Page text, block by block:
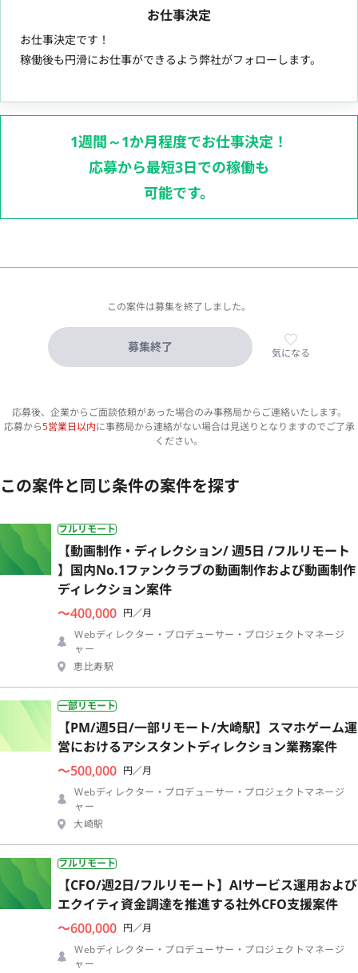
お仕事決定
お仕事決定です！
稼働後も円滑にお仕事ができるよう弊社がフォローします。
1週間～1か月程度でお仕事決定！
応募から最短3日での稼働も
可能です。
この案件は募集を終了しました。
募集終了 気になる
応募後、企業からご面談依頼があった場合のみ事務局からご連絡いたします。
応募から5営業日以内に事務局から連絡がない場合は見送りとなりますのでご了承
ください。
この案件と同じ条件の案件を探す
フルリモート
【動画制作・ディレクション/ 週5日 /フルリモート
】国内No.1ファンクラブの動画制作および動画制作
ディレクション案件
〜400,000 円／月
Webディレクター・プロデューサー・プロジェクトマネージ
ャー
恵比寿駅
一部リモート
【PM/週5日/一部リモート/大崎駅】スマホゲーム運
営におけるアシスタントディレクション業務案件
〜500,000 円／月
Webディレクター・プロデューサー・プロジェクトマネージ
ャー
大崎駅
フルリモート
【CFO/週2日/フルリモート】AIサービス運用および
エクイティ資金調達を推進する社外CFO支援案件
〜600,000 円／月
Webディレクター・プロデューサー・プロジェクトマネージ
ャー